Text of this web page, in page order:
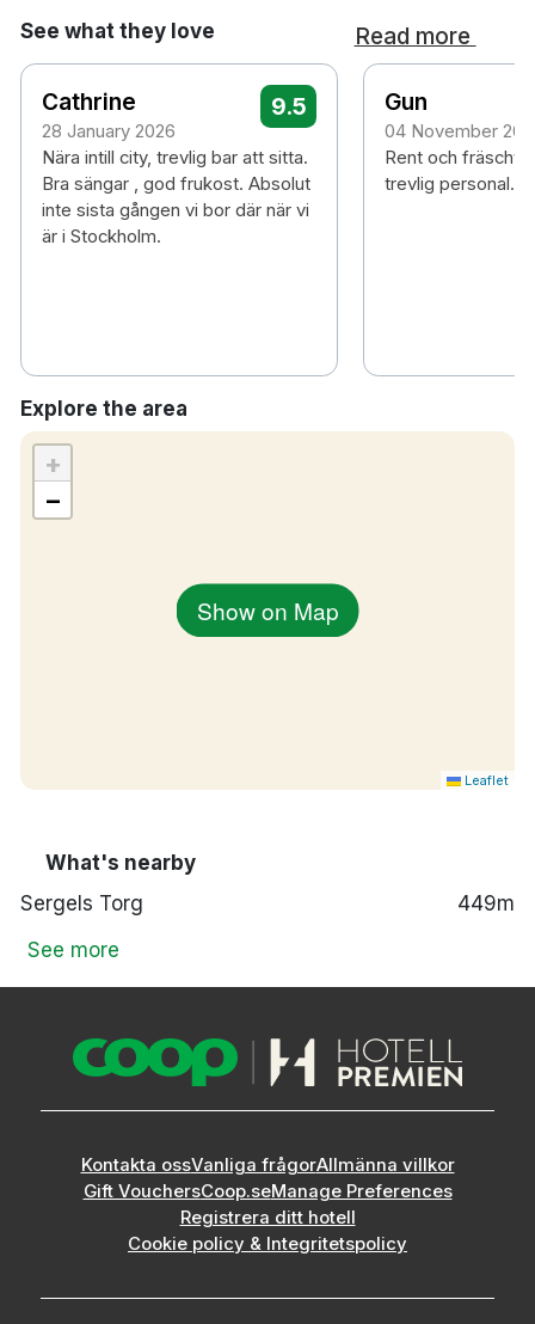
See what they love Read more
Cathrine
28 January 2026
9.5
Nära intill city, trevlig bar att sitta.
Bra sängar , god frukost. Absolut
inte sista gången vi bor där när vi
är i Stockholm.
Gun
04 November
Rent och fräscht
trevlig personal.
Explore the area
Show on Map
+
−
Leaflet
What's nearby
Sergels Torg
449m
See more
Kontakta ossVanliga frågorAllmänna villkor
Gift VouchersCoop.seManage Preferences
Registrera ditt hotell
Cookie policy & Integritetspolicy